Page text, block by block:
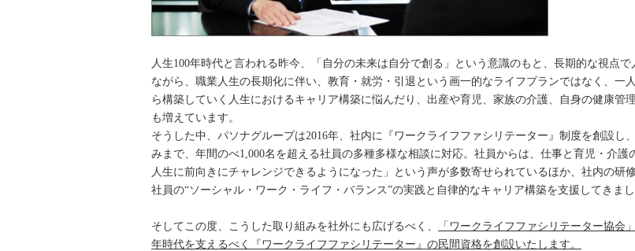
人生100年時代と言われる昨今、「自分の未来は自分で創る」という意識のもと、長期的な視点
ながら、職業人生の長期化に伴い、教育・就労・引退という画一的なライフプランではなく、一
ら構築していく人生におけるキャリア構築に悩んだり、出産や育児、家族の介護、自身の健康管
も増えています。
そうした中、パソナグループは2016年、社内に『ワークライフファシリテーター』制度を創設し
みまで、年間のべ1,000名を超える社員の多種多様な相談に対応。社員からは、仕事と育児・介
人生に前向きにチャレンジできるようになった」という声が多数寄せられているほか、社内の研
社員の“ソーシャル・ワーク・ライフ・バランス”の実践と自律的なキャリア構築を支援してきまし
そしてこの度、こうした取り組みを社外にも広げるべく、
「ワークライフファシリテーター協会
年時代を支えるべく『ワークライフファシリテーター』の民間資格を創設いたします。